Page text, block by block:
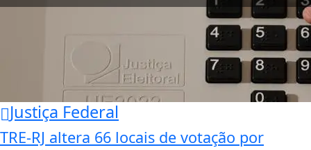
Justiça Federal
TRE-RJ altera 66 locais de votação por